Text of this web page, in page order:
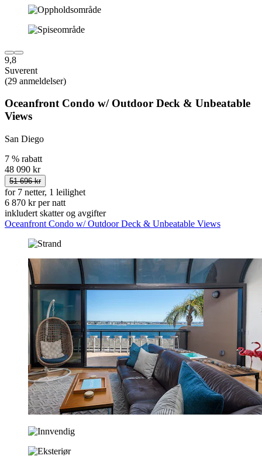
9,8
Suverent
(29 anmeldelser)
Oceanfront Condo w/ Outdoor Deck & Unbeatable
Views
San Diego
7 % rabatt
48 090 kr
51 696 kr
for 7 netter, 1 leilighet
6 870 kr per natt
inkludert skatter og avgifter
Oceanfront Condo w/ Outdoor Deck & Unbeatable Views